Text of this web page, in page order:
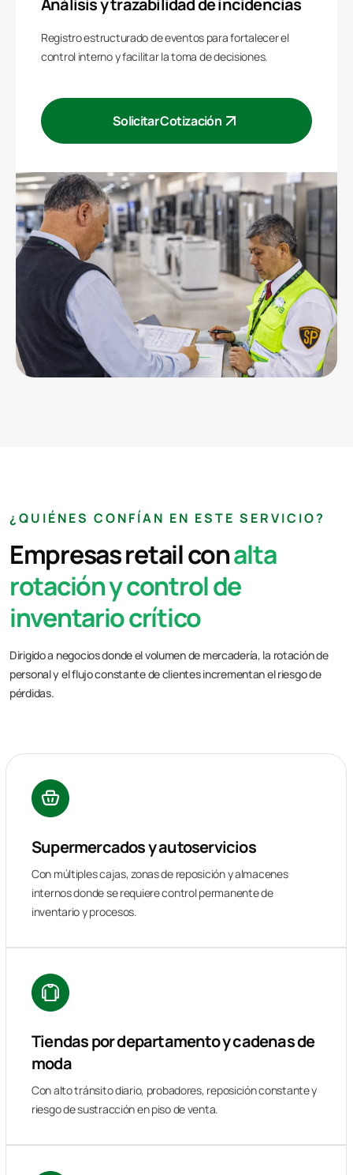
Análisis y trazabilidad de incidencias
Registro estructurado de eventos para fortalecer el
control interno y facilitar la toma de decisiones.
Solicitar Cotización
¿QUIÉNES CONFÍAN EN ESTE SERVICIO?
Empresas retail conalta
rotación y control de
inventario crítico
Dirigido a negocios donde el volumen de mercadería, la rotación de
personal y el flujo constante de clientes incrementan el riesgo de
pérdidas.
Supermercados y autoservicios
Con múltiples cajas, zonas de reposición y almacenes
internos donde se requiere control permanente de
inventario y procesos.
Tiendas por departamento y cadenas de
moda
Con alto tránsito diario, probadores, reposición constante y
riesgo de sustracción en piso de venta.